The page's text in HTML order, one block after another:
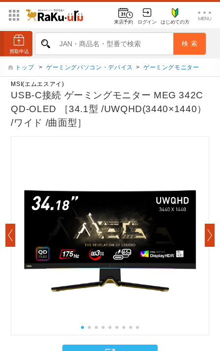
来店予約 ログイン はじめての方
トップ > ゲーミングパソコン・デバイス > ゲーミングモニター
MSI(エムエスアイ)
USB-C接続 ゲーミングモニター MEG 342C
QD-OLED ［34.1型 /UWQHD(3440×1440）
/ワイド /曲面型］